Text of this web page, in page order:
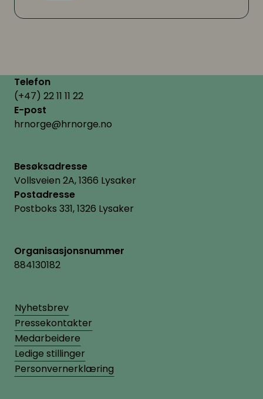
Telefon
(+47) 22 11 11 22
E-post
hrnorge@hrnorge.no
Besøksadresse
Vollsveien 2A, 1366 Lysaker
Postadresse
Postboks 331, 1326 Lysaker
Organisasjonsnummer
884130182
Nyhetsbrev
Pressekontakter
Medarbeidere
Ledige stillinger
Personvernerklæring